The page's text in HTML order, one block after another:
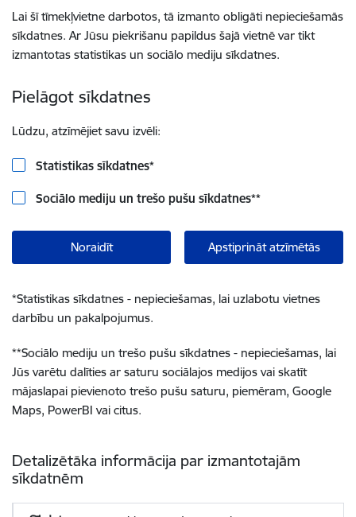
Lai šī tīmekļvietne darbotos, tā izmanto obligāti nepieciešamās
sīkdatnes. Ar Jūsu piekrišanu papildus šajā vietnē var tikt
izmantotas statistikas un sociālo mediju sīkdatnes.
Pielāgot sīkdatnes
Lūdzu, atzīmējiet savu izvēli:
Statistikas sīkdatnes*
Sociālo mediju un trešo pušu sīkdatnes**
Noraidīt Apstiprināt atzīmētās
*Statistikas sīkdatnes - nepieciešamas, lai uzlabotu vietnes
darbību un pakalpojumus.
**Sociālo mediju un trešo pušu sīkdatnes - nepieciešamas, lai
Jūs varētu dalīties ar saturu sociālajos medijos vai skatīt
mājaslapai pievienoto trešo pušu saturu, piemēram, Google
Maps, PowerBI vai citus.
Detalizētāka informācija par izmantotajām
sīkdatnēm